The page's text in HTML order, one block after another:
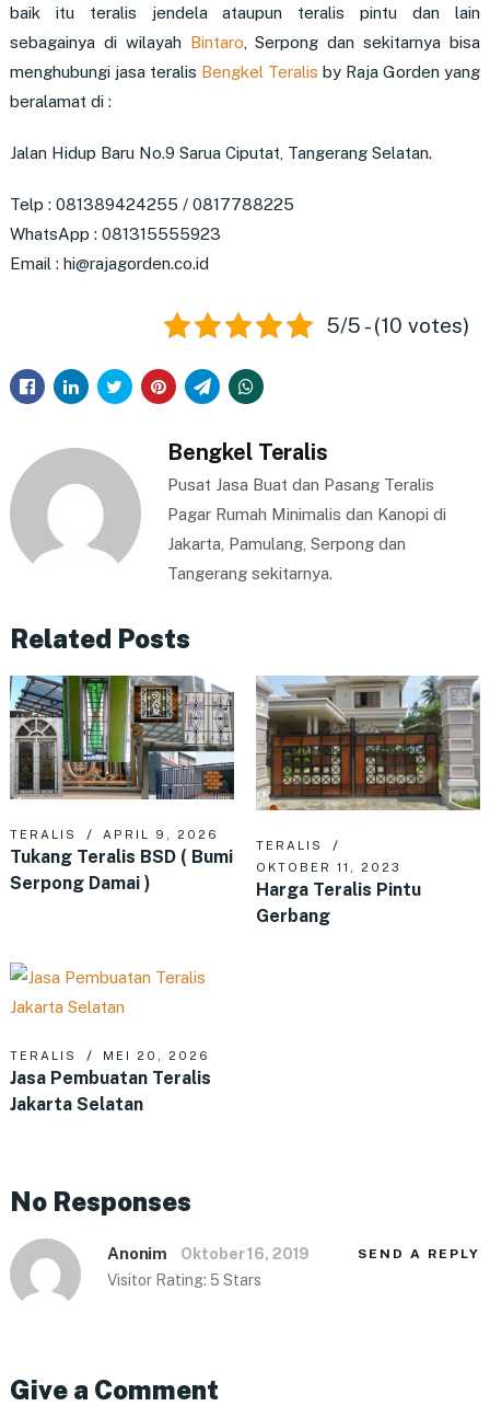
baik itu teralis jendela ataupun teralis pintu dan lain
sebagainya di wilayah Bintaro , Serpong dan sekitarnya bisa
menghubungi jasa teralis Bengkel Teralis by Raja Gorden yang
beralamat di :
Jalan Hidup Baru No.9 Sarua Ciputat, Tangerang Selatan.
Telp : 081389424255 / 0817788225
WhatsApp : 081315555923
Email : hi@rajagorden.co.id
5/5 - (10 votes)
Bengkel Teralis
Pusat Jasa Buat dan Pasang Teralis
Pagar Rumah Minimalis dan Kanopi di
Jakarta, Pamulang, Serpong dan
Tangerang sekitarnya.
Related Posts
TERALIS APRIL 9, 2026
Tukang Teralis BSD ( Bumi
Serpong Damai )
TERALIS
OKTOBER 11, 2023
Harga Teralis Pintu
Gerbang
TERALIS MEI 20, 2026
Jasa Pembuatan Teralis
Jakarta Selatan
No Responses
Anonim Oktober 16, 2019 SEND A REPLY
Visitor Rating: 5 Stars
Give a Comment